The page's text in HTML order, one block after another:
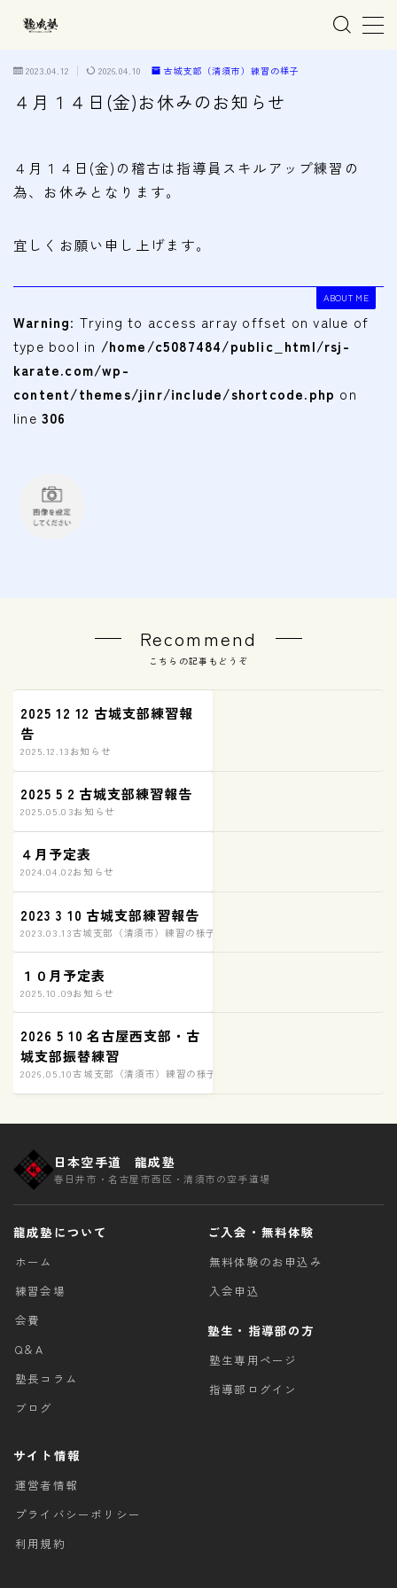
MENU
親子で学ぶ空手
春日井市の道場
名古屋市西区の道場
清須市の道場
高蔵寺の道場
会費
入会申込
安全への取り組み
2023.04.12 2026.04.10 古城支部（清須市）練習の様子
４月１４日(金)お休みのお知らせ
４月１４日(金)の稽古は指導員スキルアップ練習の
為、お休みとなります。
宜しくお願い申し上げます。
ABOUT ME
Warning: Trying to access array offset on value of
type bool in /home/c5087484/public_html/rsj-
karate.com/wp-
content/themes/jinr/include/shortcode.php on
line 306
Recommend
こちらの記事もどうぞ
2025 12 12 古城支部練習報
告
2025.12.13お知らせ
2025 5 2 古城支部練習報告
2025.05.03お知らせ
４月予定表
2024.04.02お知らせ
2023 3 10 古城支部練習報告
2023.03.13古城支部（清須市）練習の様子
１０月予定表
2025.10.09お知らせ
2026 5 10 名古屋西支部・古
城支部振替練習
2026.05.10古城支部（清須市）練習の様子
日本空手道 龍成塾
春日井市・名古屋市西区・清須市の空手道場
龍成塾について
ホーム
練習会場
会費
Q＆A
塾長コラム
ブログ
ご入会・無料体験
無料体験のお申込み
入会申込
塾生・指導部の方
塾生専用ページ
指導部ログイン
サイト情報
運営者情報
プライバシーポリシー
利用規約